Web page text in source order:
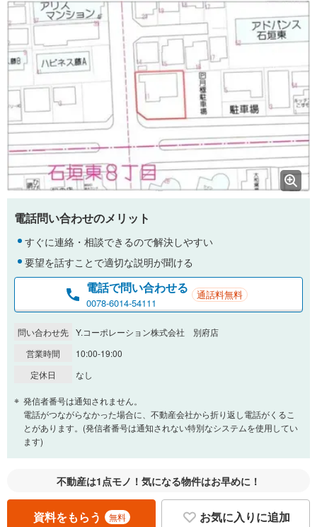
電話問い合わせのメリット
すぐに連絡・相談できるので解決しやすい
要望を話すことで適切な説明が聞ける
電話で問い合わせる
0078-6014-54111
通話料無料
問い合わせ先 Y.コーポレーション株式会社 別府店
営業時間
10:00-19:00
定休日
なし
発信者番号は通知されません。
電話がつながらなかった場合に、不動産会社から折り返し電話がくるこ
とがあります。(発信者番号は通知されない特別なシステムを使用してい
ます)
不動産は1点モノ！気になる物件はお早めに！
資料をもらう 無料 お気に入りに追加